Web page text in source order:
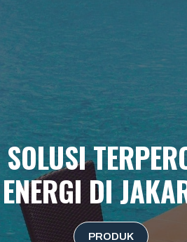
ENERGI DI
PRODUK